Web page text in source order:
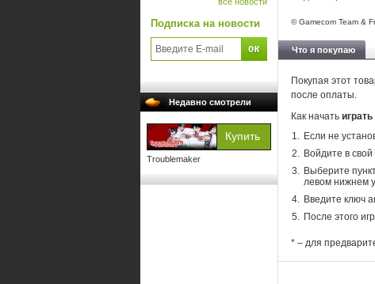
Подписка на новости
Недавно смотрели
Troublemaker
© Gamecom Team &
Что я покупаю
Покупая этот
после оплаты.
Как начать
Если не
Войдите в свой
Выберите
левом нижнем
Введите ключ
После этого
* – для